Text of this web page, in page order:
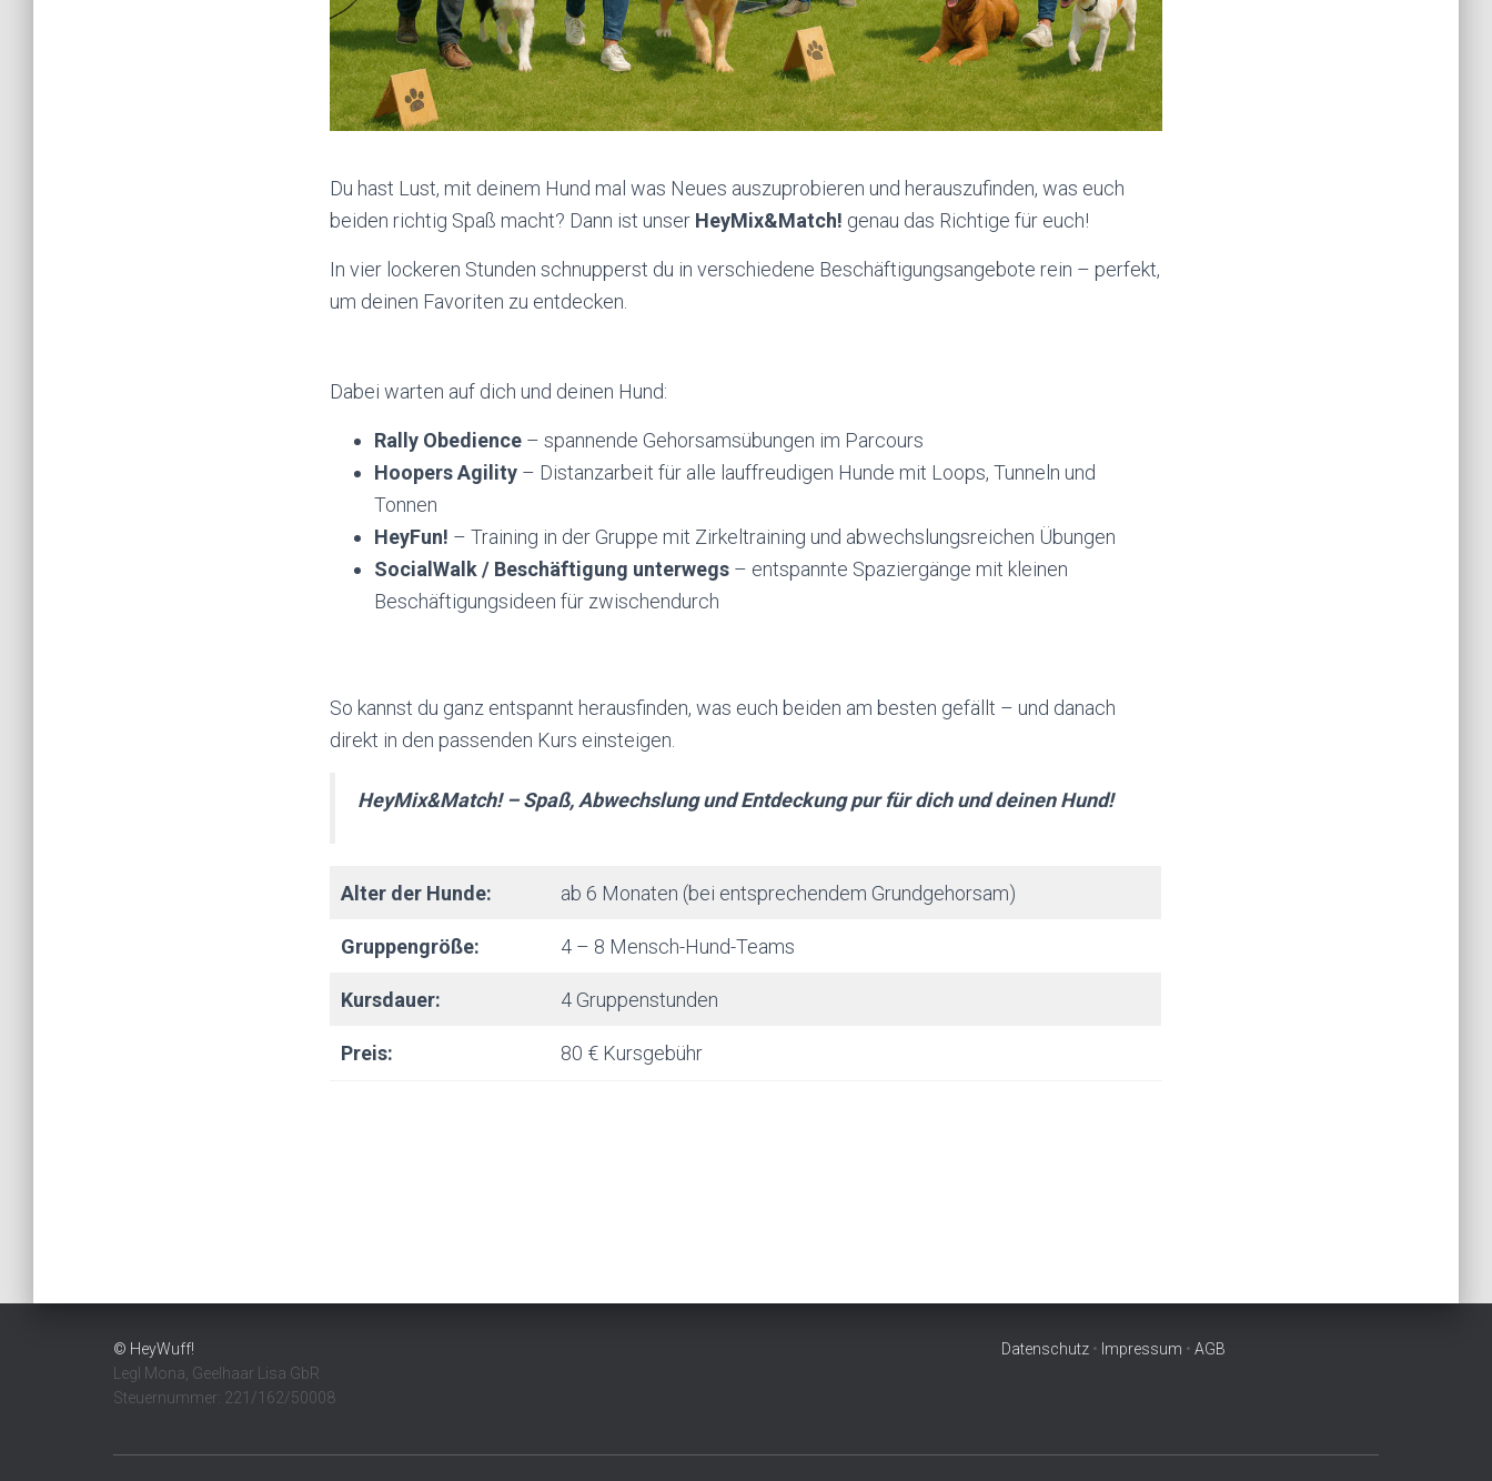
Du hast Lust, mit deinem Hund mal was Neues auszuprobieren und herauszufinden, was euch
beiden richtig Spaß macht? Dann ist unser HeyMix&Match! genau das Richtige für euch!
In vier lockeren Stunden schnupperst du in verschiedene Beschäftigungsangebote rein – perfekt,
um deinen Favoriten zu entdecken.
Dabei warten auf dich und deinen Hund:
Rally Obedience – spannende Gehorsamsübungen im Parcours
Hoopers Agility – Distanzarbeit für alle lauffreudigen Hunde mit Loops, Tunneln und
Tonnen
HeyFun! – Training in der Gruppe mit Zirkeltraining und abwechslungsreichen Übungen
SocialWalk / Beschäftigung unterwegs – entspannte Spaziergänge mit kleinen
Beschäftigungsideen für zwischendurch
So kannst du ganz entspannt herausfinden, was euch beiden am besten gefällt – und danach
direkt in den passenden Kurs einsteigen.
HeyMix&Match! – Spaß, Abwechslung und Entdeckung pur für dich und deinen Hund!
Alter der Hunde: ab 6 Monaten (bei entsprechendem Grundgehorsam)
Gruppengröße: 4 – 8 Mensch-Hund-Teams
Kursdauer: 4 Gruppenstunden
Preis: 80 € Kursgebühr
© HeyWuff!
Legl Mona, Geelhaar Lisa GbR
Steuernummer: 221/162/50008
Datenschutz • Impressum • AGB